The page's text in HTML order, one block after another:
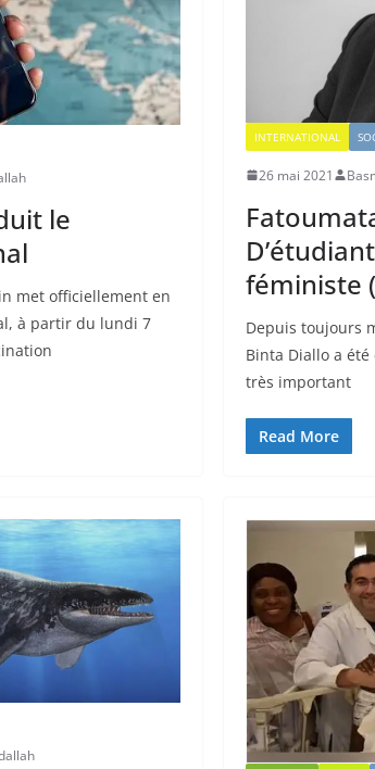
le
met officiellement en
à partir du lundi 7
INTERNATIONAL
26 mai 2021
féministe
Depuis toujours
Binta Diallo a
très important
Read More